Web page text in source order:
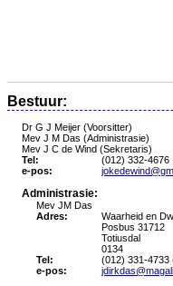
Bestuur:
Dr G J Meijer (Voorsitter)
Mev J M Das (Administrasie)
Mev J C de Wind (Sekretaris)
Tel:
(012) 332-4676
e-pos:
Administrasie:
Mev JM Das
Adres:
Waarheid en
Posbus 31712
Totiusdal
0134
Tel:
(012) 331-4733
e-pos: